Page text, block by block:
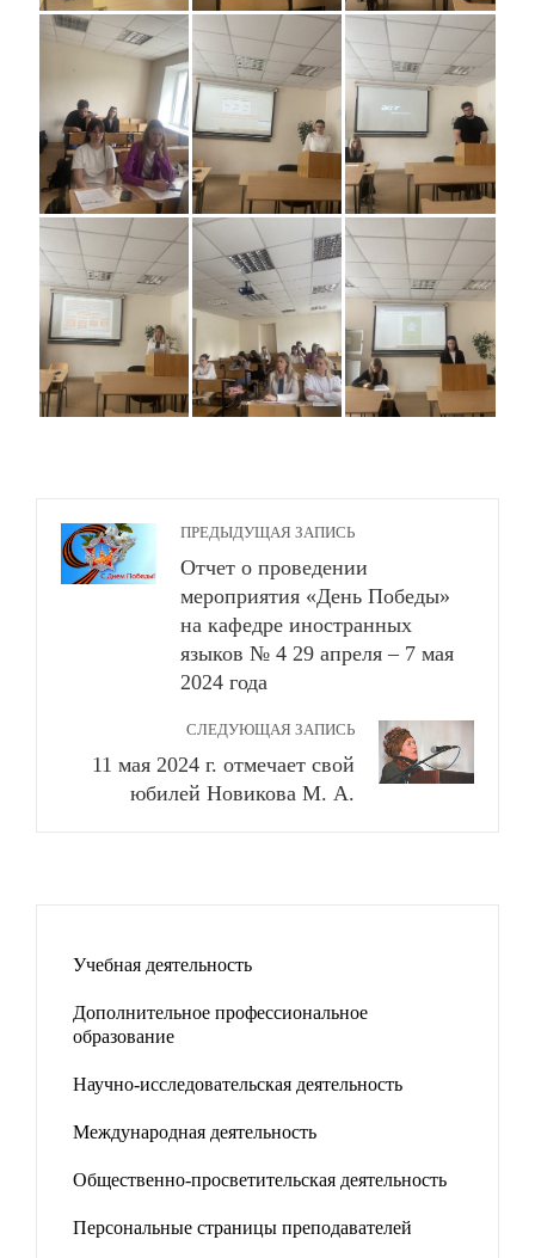
ПРЕДЫДУЩАЯ ЗАПИСЬ
Отчет о проведении
мероприятия «День Победы»
на кафедре иностранных
языков № 4 29 апреля – 7 мая
2024 года
СЛЕДУЮЩАЯ ЗАПИСЬ
11 мая 2024 г. отмечает свой
юбилей Новикова М. А.
Учебная деятельность
Дополнительное профессиональное
образование
Научно-исследовательская деятельность
Международная деятельность
Общественно-просветительская деятельность
Персональные страницы преподавателей